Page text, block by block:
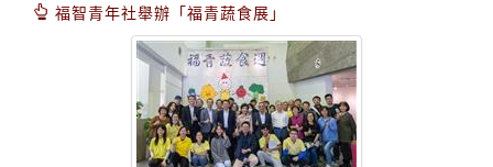
福智青年社舉辦「福青蔬食展」